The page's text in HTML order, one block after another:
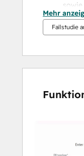
sowie
ERP-
Mehr
Fallstudie